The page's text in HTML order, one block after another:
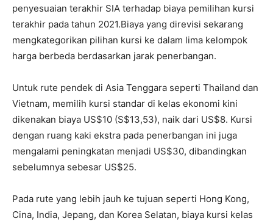
penyesuaian terakhir SIA terhadap biaya pemilihan kursi
terakhir pada tahun 2021.Biaya yang direvisi sekarang
mengkategorikan pilihan kursi ke dalam lima kelompok
harga berbeda berdasarkan jarak penerbangan.
Untuk rute pendek di Asia Tenggara seperti Thailand dan
Vietnam, memilih kursi standar di kelas ekonomi kini
dikenakan biaya US$10 (S$13,53), naik dari US$8. Kursi
dengan ruang kaki ekstra pada penerbangan ini juga
mengalami peningkatan menjadi US$30, dibandingkan
sebelumnya sebesar US$25.
Pada rute yang lebih jauh ke tujuan seperti Hong Kong,
Cina, India, Jepang, dan Korea Selatan, biaya kursi kelas